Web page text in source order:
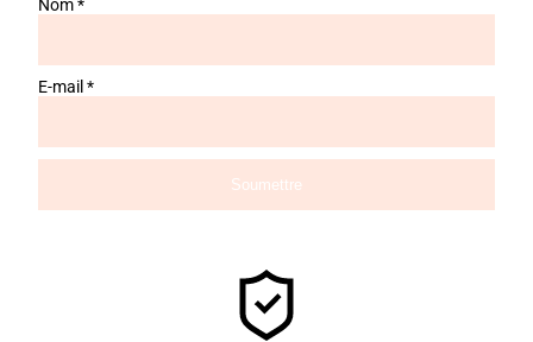
Nom*
E-mail *